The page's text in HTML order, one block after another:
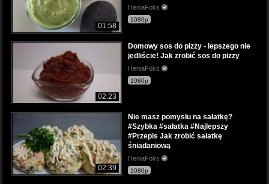
01:58
HeniaFoks
1080p
02:23
Domowy sos do pizzy - lepszego nie
jedliście! Jak zrobić sos do pizzy
HeniaFoks
1080p
02:39
Nie masz pomysłu na sałatkę?
#Szybka #sałatka #Najlepszy
#Przepis Jak zrobić sałatkę
śniadaniową
HeniaFoks
1080p